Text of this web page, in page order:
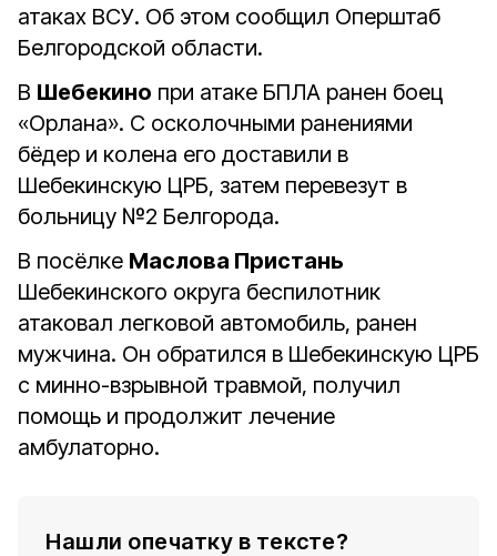
атаках ВСУ. Об этом сообщил Оперштаб
Белгородской области.
В Шебекино при атаке БПЛА ранен боец
«Орлана». С осколочными ранениями
бёдер и колена его доставили в
Шебекинскую ЦРБ, затем перевезут в
больницу №2 Белгорода.
В посёлке Маслова Пристань
Шебекинского округа беспилотник
атаковал легковой автомобиль, ранен
мужчина. Он обратился в Шебекинскую ЦРБ
с минно-взрывной травмой, получил
помощь и продолжит лечение
амбулаторно.
Нашли опечатку в тексте?